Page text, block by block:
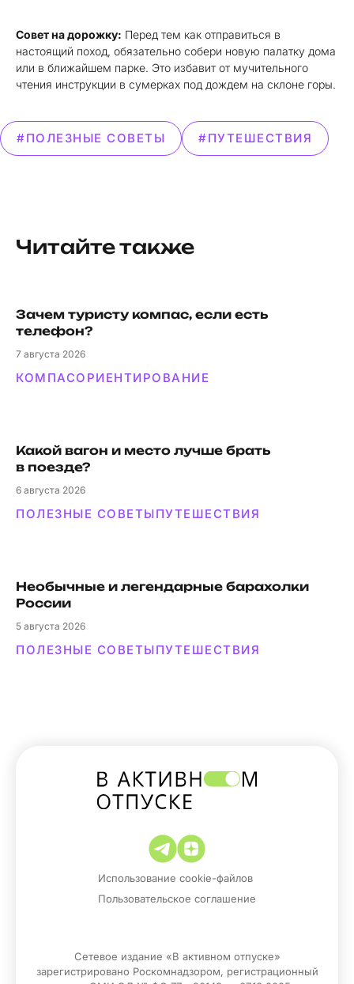
Совет на дорожку: Перед тем как отправиться в
настоящий поход, обязательно собери новую палатку дома
или в ближайшем парке. Это избавит от мучительного
чтения инструкции в сумерках под дождем на склоне горы.
#ПОЛЕЗНЫЕ СОВЕТЫ #ПУТЕШЕСТВИЯ
Читайте также
Зачем туристу компас, если есть
телефон?
7 августа 2026
КОМПАСОРИЕНТИРОВАНИЕ
Какой вагон и мес­то луч­ше брать
в поезде?
6 августа 2026
ПОЛЕЗНЫЕ СОВЕТЫПУТЕШЕСТВИЯ
Необычные и легендарные барахолки
России
5 августа 2026
ПОЛЕЗНЫЕ СОВЕТЫПУТЕШЕСТВИЯ
Использование cookie-файлов
Пользовательское соглашение
Сетевое издание «В активном отпуске»
зарегистрировано Роскомнадзором, регистрационный